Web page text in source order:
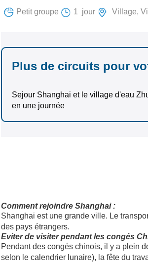
Petit groupe 1 jour Village,
Plus de circuits pour
Sejour Shanghai et le village d'eau
en une journée
Comment rejoindre Shanghai :
Shanghai est une grande ville. Le
des pays étrangers.
Eviter de visiter pendant les congés
Pendant des congés chinois, il y a plein
selon le calendrier lunaire), la fête du